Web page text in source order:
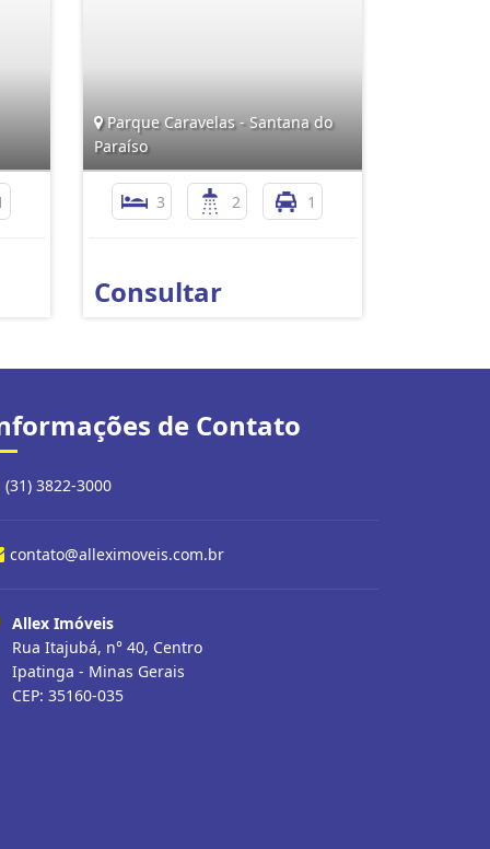
Parque Caravelas - Santana do
Paraíso
3 2 1
Consultar
de Contato
(31) 3822-3000
contato@alleximoveis.com.br
Allex Imóveis
Rua Itajubá, n° 40, Centro
Ipatinga - Minas Gerais
CEP: 35160-035